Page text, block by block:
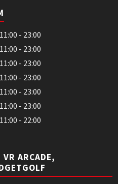
11:00 - 23:00
11:00 - 23:00
11:00 - 23:00
11:00 - 23:00
11:00 - 23:00
11:00 - 23:00
11:00 - 22:00
ARCADE,